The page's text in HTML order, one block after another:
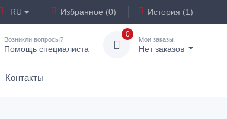
RU Избранное (0) История (1)
Возникли вопросы?
Помощь специалиста
0
Мои заказы
Нет заказов
Контакты